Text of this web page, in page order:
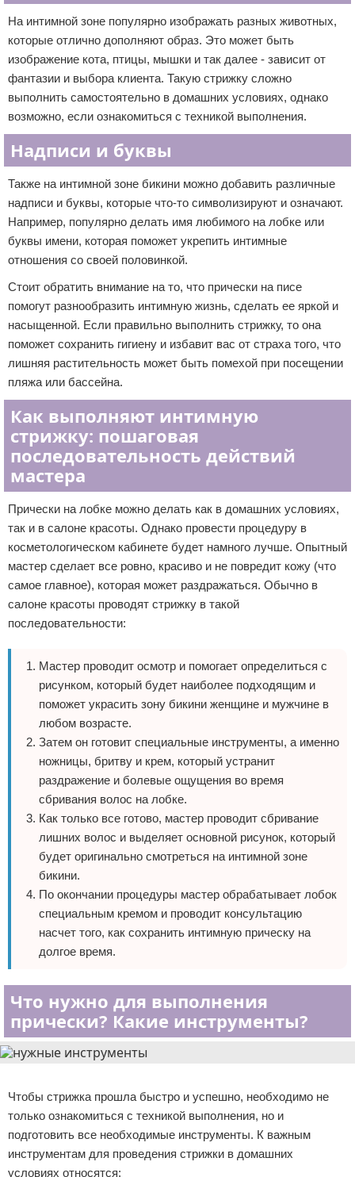
На интимной зоне популярно изображать разных животных,
которые отлично дополняют образ. Это может быть
изображение кота, птицы, мышки и так далее - зависит от
фантазии и выбора клиента. Такую стрижку сложно
выполнить самостоятельно в домашних условиях, однако
возможно, если ознакомиться с техникой выполнения.
Надписи и буквы
Также на интимной зоне бикини можно добавить различные
надписи и буквы, которые что-то символизируют и означают.
Например, популярно делать имя любимого на лобке или
буквы имени, которая поможет укрепить интимные
отношения со своей половинкой.
Стоит обратить внимание на то, что прически на писе
помогут разнообразить интимную жизнь, сделать ее яркой и
насыщенной. Если правильно выполнить стрижку, то она
поможет сохранить гигиену и избавит вас от страха того, что
лишняя растительность может быть помехой при посещении
пляжа или бассейна.
Как выполняют интимную
стрижку: пошаговая
последовательность действий
мастера
Прически на лобке можно делать как в домашних условиях,
так и в салоне красоты. Однако провести процедуру в
косметологическом кабинете будет намного лучше. Опытный
мастер сделает все ровно, красиво и не повредит кожу (что
самое главное), которая может раздражаться. Обычно в
салоне красоты проводят стрижку в такой
последовательности:
Мастер проводит осмотр и помогает определиться с
рисунком, который будет наиболее подходящим и
поможет украсить зону бикини женщине и мужчине в
любом возрасте.
Затем он готовит специальные инструменты, а именно
ножницы, бритву и крем, который устранит
раздражение и болевые ощущения во время
сбривания волос на лобке.
Как только все готово, мастер проводит сбривание
лишних волос и выделяет основной рисунок, который
будет оригинально смотреться на интимной зоне
бикини.
По окончании процедуры мастер обрабатывает лобок
специальным кремом и проводит консультацию
насчет того, как сохранить интимную прическу на
долгое время.
Что нужно для выполнения
прически? Какие инструменты?
Чтобы стрижка прошла быстро и успешно, необходимо не
только ознакомиться с техникой выполнения, но и
подготовить все необходимые инструменты. К важным
инструментам для проведения стрижки в домашних
условиях относятся: